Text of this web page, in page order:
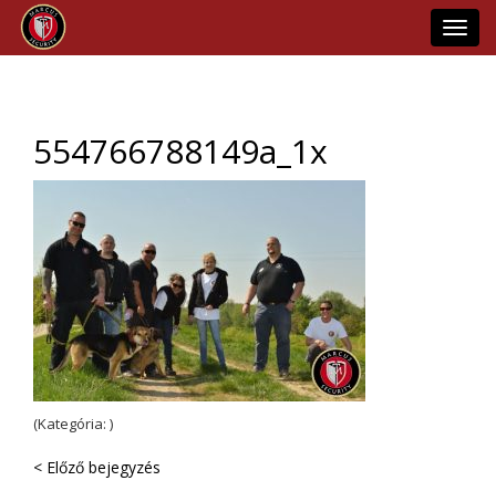
554766788149a_1x
(Kategória: )
< Előző bejegyzés